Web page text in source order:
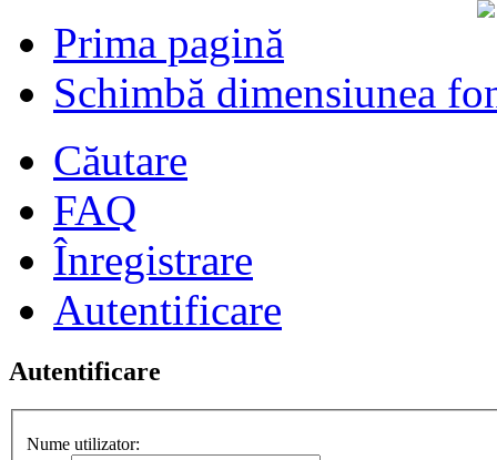
Prima pagină
Schimbă dimensiunea
Căutare
FAQ
Înregistrare
Autentificare
Autentificare
Nume utilizator: